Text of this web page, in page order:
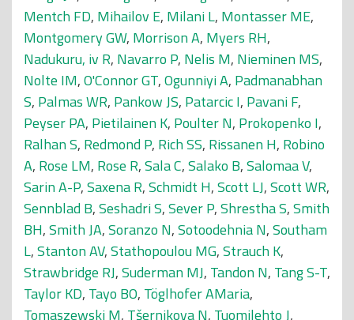
Mentch FD, Mihailov E, Milani L, Montasser ME,
Montgomery GW, Morrison A, Myers RH,
Nadukuru, iv R, Navarro P, Nelis M, Nieminen MS,
Nolte IM,O'Connor GT,Ogunniyi A, Padmanabhan
S, Palmas WR, Pankow JS, Patarcic I, Pavani F,
Peyser PA, Pietilainen K, Poulter N, Prokopenko I,
Ralhan S, Redmond P, Rich SS, Rissanen H, Robino
A, Rose LM, Rose R,Sala C,Salako B,Salomaa V,
Sarin A-P,Saxena R,Schmidt H,Scott LJ,Scott WR,
Sennblad B,Seshadri S,Sever P,Shrestha S,Smith
BH,Smith JA,Soranzo N,Sotoodehnia N,Southam
L,Stanton AV,Stathopoulou MG,Strauch K,
Strawbridge RJ,Suderman MJ, Tandon N, Tang S-T,
Taylor KD, Tayo BO, Töglhofer AMaria,
Tomaszewski M, Tšernikova N, Tuomilehto J,